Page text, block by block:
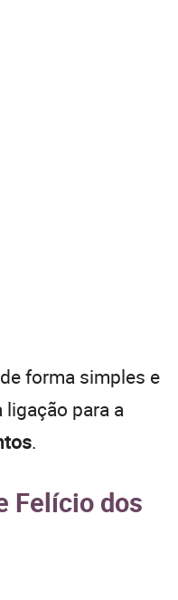
forma simples e
para a
.
Felício dos